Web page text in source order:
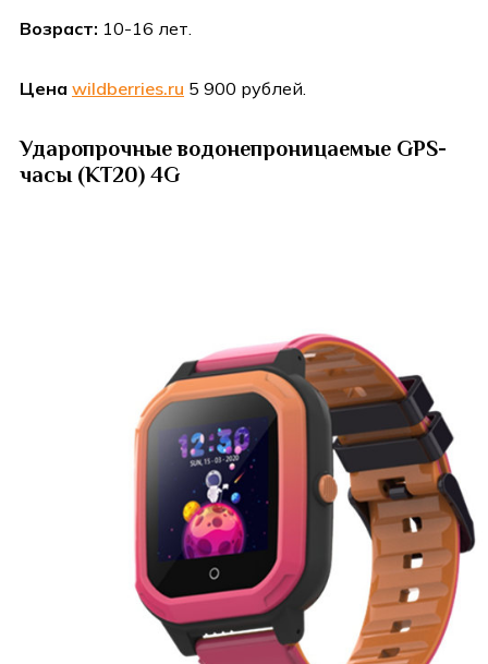
Возраст: 10-16 лет.
Цена wildberries.ru 5 900 рублей.
Ударопрочные водонепроницаемые GPS-
часы (KT20) 4G